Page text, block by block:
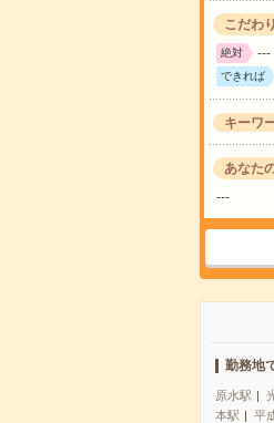
こだわ
絶対 ---
できれば
キーワ
あなた
---
勤務地
原水駅
本駅
平